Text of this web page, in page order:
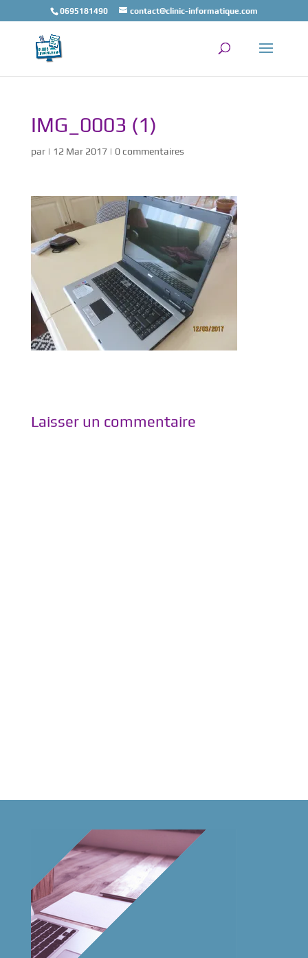
0695181490 contact@clinic-informatique.com
IMG_0003 (1)
par | 12 Mar 2017| 0 commentaires
Laisser un commentaire